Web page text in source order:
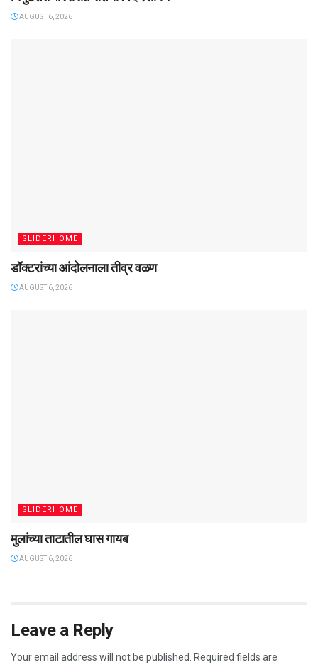
AUGUST 6, 2026
SLIDERHOME
डॉक्टरांच्या आंदोलनाला तीव्र वळण
AUGUST 6, 2026
SLIDERHOME
मुलांच्या ताटातील घास गायब
AUGUST 6, 2026
Leave a Reply
Your email address will not be published.
Required fields are